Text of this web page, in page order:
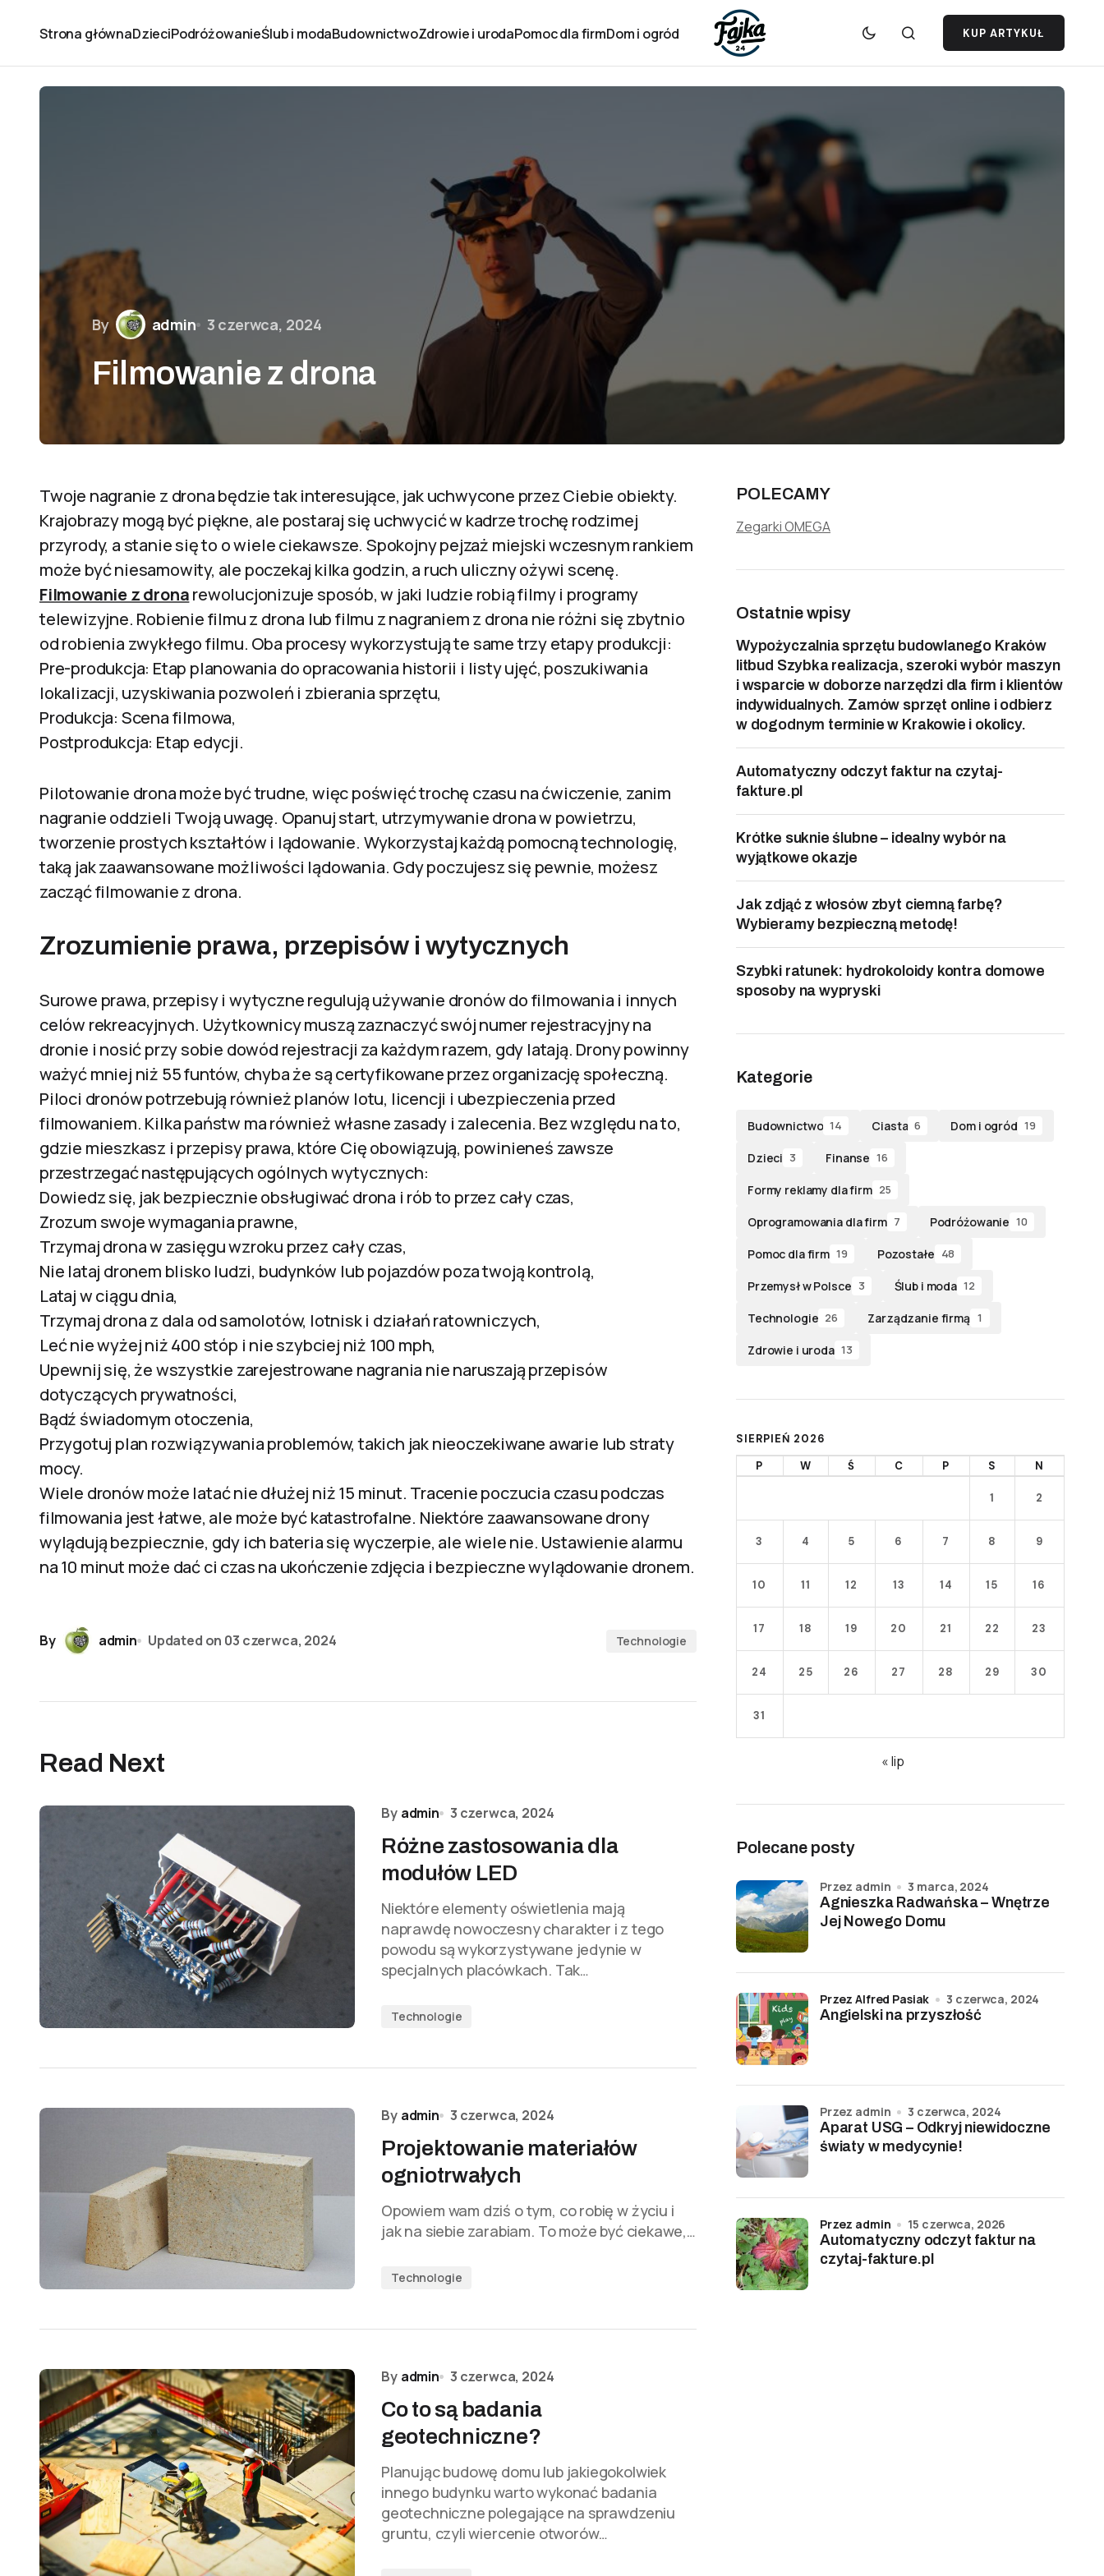
Strona głównaDzieciPodróżowanieŚlub i modaBudownictwoZdrowie i urodaPomoc dla firmDom i ogród KUP ARTYKUŁ
By admin 3 czerwca, 2024
Filmowanie z drona
Twoje nagranie z drona będzie tak interesujące, jak uchwycone przez Ciebie obiekty.
Krajobrazy mogą być piękne, ale postaraj się uchwycić w kadrze trochę rodzimej
przyrody, a stanie się to o wiele ciekawsze. Spokojny pejzaż miejski wczesnym rankiem
może być niesamowity, ale poczekaj kilka godzin, a ruch uliczny ożywi scenę.
Filmowanie z dronarewolucjonizuje sposób, w jaki ludzie robią filmy i programy
telewizyjne. Robienie filmu z drona lub filmu z nagraniem z drona nie różni się zbytnio
od robienia zwykłego filmu. Oba procesy wykorzystują te same trzy etapy produkcji:
Pre-produkcja: Etap planowania do opracowania historii i listy ujęć, poszukiwania
lokalizacji, uzyskiwania pozwoleń i zbierania sprzętu,
Produkcja: Scena filmowa,
Postprodukcja: Etap edycji.
Pilotowanie drona może być trudne, więc poświęć trochę czasu na ćwiczenie, zanim
nagranie oddzieli Twoją uwagę. Opanuj start, utrzymywanie drona w powietrzu,
tworzenie prostych kształtów i lądowanie. Wykorzystaj każdą pomocną technologię,
taką jak zaawansowane możliwości lądowania. Gdy poczujesz się pewnie, możesz
zacząć filmowanie z drona.
Zrozumienie prawa, przepisów i wytycznych
Surowe prawa, przepisy i wytyczne regulują używanie dronów do filmowania i innych
celów rekreacyjnych. Użytkownicy muszą zaznaczyć swój numer rejestracyjny na
dronie i nosić przy sobie dowód rejestracji za każdym razem, gdy latają. Drony powinny
ważyć mniej niż 55 funtów, chyba że są certyfikowane przez organizację społeczną.
Piloci dronów potrzebują również planów lotu, licencji i ubezpieczenia przed
filmowaniem. Kilka państw ma również własne zasady i zalecenia. Bez względu na to,
gdzie mieszkasz i przepisy prawa, które Cię obowiązują, powinieneś zawsze
przestrzegać następujących ogólnych wytycznych:
Dowiedz się, jak bezpiecznie obsługiwać drona i rób to przez cały czas,
Zrozum swoje wymagania prawne,
Trzymaj drona w zasięgu wzroku przez cały czas,
Nie lataj dronem blisko ludzi, budynków lub pojazdów poza twoją kontrolą,
Lataj w ciągu dnia,
Trzymaj drona z dala od samolotów, lotnisk i działań ratowniczych,
Leć nie wyżej niż 400 stóp i nie szybciej niż 100 mph,
Upewnij się, że wszystkie zarejestrowane nagrania nie naruszają przepisów
dotyczących prywatności,
Bądź świadomym otoczenia,
Przygotuj plan rozwiązywania problemów, takich jak nieoczekiwane awarie lub straty
mocy.
Wiele dronów może latać nie dłużej niż 15 minut. Tracenie poczucia czasu podczas
filmowania jest łatwe, ale może być katastrofalne. Niektóre zaawansowane drony
wylądują bezpiecznie, gdy ich bateria się wyczerpie, ale wiele nie. Ustawienie alarmu
na 10 minut może dać ci czas na ukończenie zdjęcia i bezpieczne wylądowanie dronem.
By admin Updated on 03 czerwca, 2024 Technologie
Read Next
By admin 3 czerwca, 2024
Różne zastosowania dla
modułów LED
Niektóre elementy oświetlenia mają
naprawdę nowoczesny charakter i z tego
powodu są wykorzystywane jedynie w
specjalnych placówkach. Tak…
Technologie
By admin 3 czerwca, 2024
Projektowanie materiałów
ogniotrwałych
Opowiem wam dziś o tym, co robię w życiu i
jak na siebie zarabiam. To może być ciekawe,…
Technologie
By admin 3 czerwca, 2024
Co to są badania
geotechniczne?
Planując budowę domu lub jakiegokolwiek
innego budynku warto wykonać badania
geotechniczne polegające na sprawdzeniu
gruntu, czyli wiercenie otworów…
POLECAMY
Zegarki OMEGA
Ostatnie wpisy
Wypożyczalnia sprzętu budowlanego Kraków
litbud Szybka realizacja, szeroki wybór maszyn
i wsparcie w doborze narzędzi dla firm i klientów
indywidualnych. Zamów sprzęt online i odbierz
w dogodnym terminie w Krakowie i okolicy.
Automatyczny odczyt faktur na czytaj-
fakture.pl
Krótke suknie ślubne – idealny wybór na
wyjątkowe okazje
Jak zdjąć z włosów zbyt ciemną farbę?
Wybieramy bezpieczną metodę!
Szybki ratunek: hydrokoloidy kontra domowe
sposoby na wypryski
Kategorie
Budownictwo 14 Ciasta 6 Dom i ogród 19
Dzieci 3 Finanse 16
Formy reklamy dla firm 25
Oprogramowania dla firm 7 Podróżowanie 10
Pomoc dla firm 19 Pozostałe 48
Przemysł w Polsce 3 Ślub i moda 12
Technologie 26 Zarządzanie firmą 1
Zdrowie i uroda 13
SIERPIEŃ 2026
P
W Ś C P S N
1 2
3 4 5 6 7 8 9
10 11 12 13 14 15 16
17 18 19 20 21 22 23
24 25 26 27 28 29 30
31
« lip
Polecane posty
Agnieszka Radwańska – Wnętrze
Jej Nowego Domu
przez admin 3 marca, 2024
Angielski na przyszłość
przez Alfred Pasiak 3 czerwca, 2024
Aparat USG – Odkryj niewidoczne
światy w medycynie!
przez admin 3 czerwca, 2024
Automatyczny odczyt faktur na
czytaj-fakture.pl
przez admin 15 czerwca, 2026